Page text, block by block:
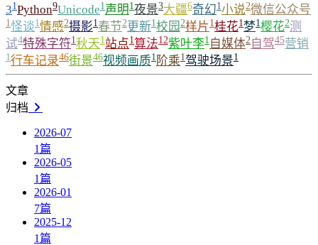
31Python9Unicode1声明 1夜景3大疆6奇幻1小说2微信公众号
1怪谈1情感2摄影1春节2更新1校园 2样片1桂花1梦1樱花2测
试4特殊字符1秋天1站点1算法12紫叶李1 自媒体2自驾45营销
1行车记录46街景46视频画质1 阶乘1驾驶场景1
文章
归档
2026-07
1篇
2026-05
1篇
2026-01
7篇
2025-12
1篇